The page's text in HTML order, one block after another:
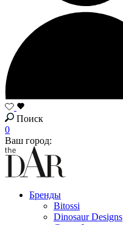
Поиск
0
Ваш город:
Бренды
Bitossi
Dinosaur Designs